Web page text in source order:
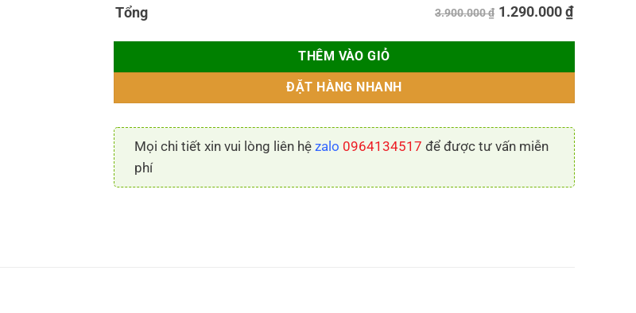
Tổng 3.900.000 ₫ 1.290.000₫
THÊM VÀO GIỎ
ĐẶT HÀNG NHANH
Mọi chi tiết xin vui lòng liên hệ zalo 0964134517 để được tư vấn miễn
phí